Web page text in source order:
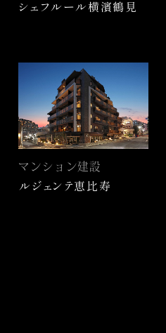
シェフルール横濱鶴見
マンション建設
ルジェンテ恵比寿